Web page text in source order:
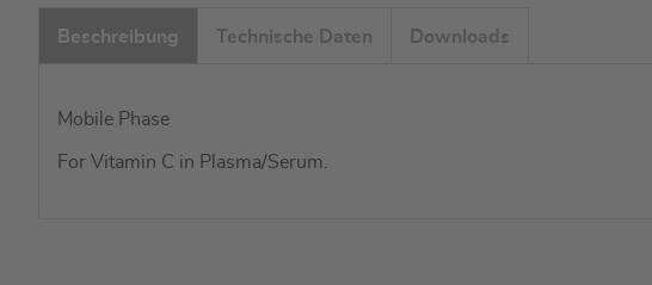
Anfang
derBeschreibung Technische Daten Downloads
Mobile Phase
For Vitamin C in Plasma/Serum.